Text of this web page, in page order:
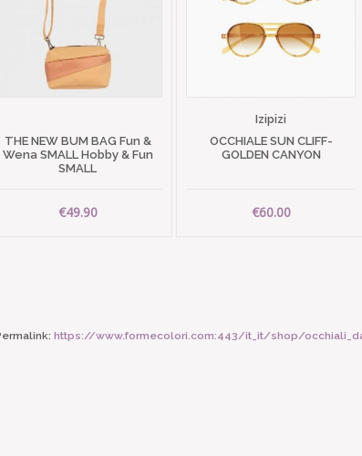
THE NEW BUM BAG Fun &
Wena SMALL Hobby & Fun
SMALL
€49.90
Izipizi
OCCHIALE SUN CLIFF-
GOLDEN CANYON
€60.00
https://www.formecolori.com:443/it_it/shop/